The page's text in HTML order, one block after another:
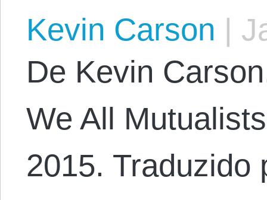
Kevin Carson |
De Kevin
We All
2015. Traduzido